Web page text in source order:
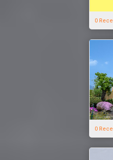
0
0